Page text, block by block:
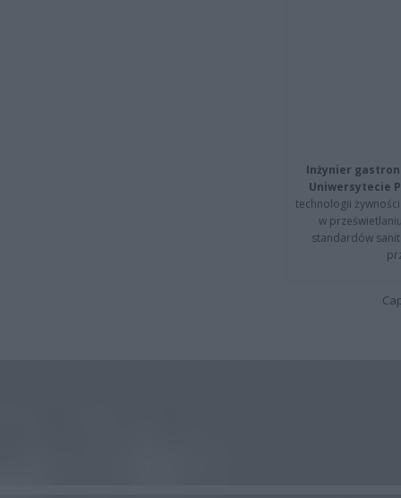
Inżynier
Uniwersytecie
technologii
w
standardów